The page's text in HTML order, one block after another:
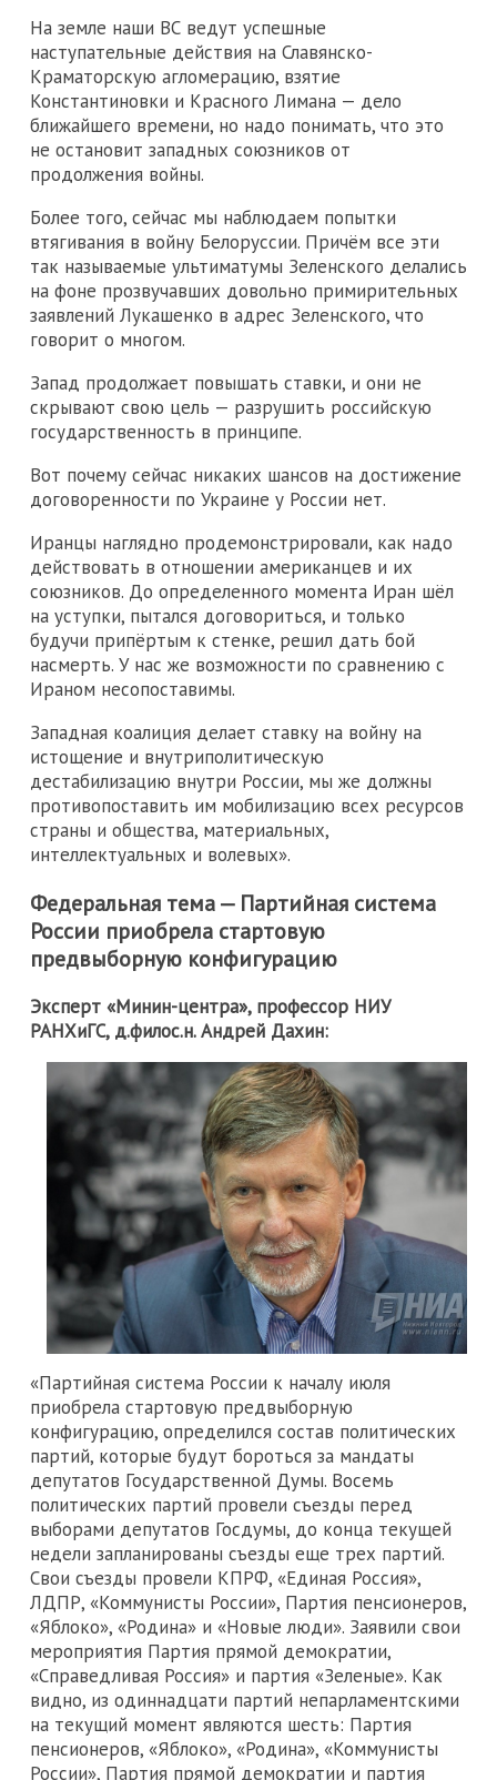
На земле наши ВС ведут успешные
наступательные действия на Славянско-
Краматорскую агломерацию, взятие
Константиновки и Красного Лимана — дело
ближайшего времени, но надо понимать, что это
не остановит западных союзников от
продолжения войны.
Более того, сейчас мы наблюдаем попытки
втягивания в войну Белоруссии. Причём все эти
так называемые ультиматумы Зеленского делались
на фоне прозвучавших довольно примирительных
заявлений Лукашенко в адрес Зеленского, что
говорит о многом.
Запад продолжает повышать ставки, и они не
скрывают свою цель — разрушить российскую
государственность в принципе.
Вот почему сейчас никаких шансов на достижение
договоренности по Украине у России нет.
Иранцы наглядно продемонстрировали, как надо
действовать в отношении американцев и их
союзников. До определенного момента Иран шёл
на уступки, пытался договориться, и только
будучи припёртым к стенке, решил дать бой
насмерть. У нас же возможности по сравнению с
Ираном несопоставимы.
Западная коалиция делает ставку на войну на
истощение и внутриполитическую
дестабилизацию внутри России, мы же должны
противопоставить им мобилизацию всех ресурсов
страны и общества, материальных,
интеллектуальных и волевых».
Федеральная тема — Партийная система
России приобрела стартовую
предвыборную конфигурацию
Эксперт «Минин-центра», профессор НИУ
РАНХиГС, д.филос.н. Андрей Дахин:
«Партийная система России к началу июля
приобрела стартовую предвыборную
конфигурацию, определился состав политических
партий, которые будут бороться за мандаты
депутатов Государственной Думы. Восемь
политических партий провели съезды перед
выборами депутатов Госдумы, до конца текущей
недели запланированы съезды еще трех партий.
Свои съезды провели КПРФ, «Единая Россия»,
ЛДПР, «Коммунисты России», Партия пенсионеров,
«Яблоко», «Родина» и «Новые люди». Заявили свои
мероприятия Партия прямой демократии,
«Справедливая Россия» и партия «Зеленые». Как
видно, из одиннадцати партий непарламентскими
на текущий момент являются шесть: Партия
пенсионеров, «Яблоко», «Родина», «Коммунисты
России», Партия прямой демократии и партия